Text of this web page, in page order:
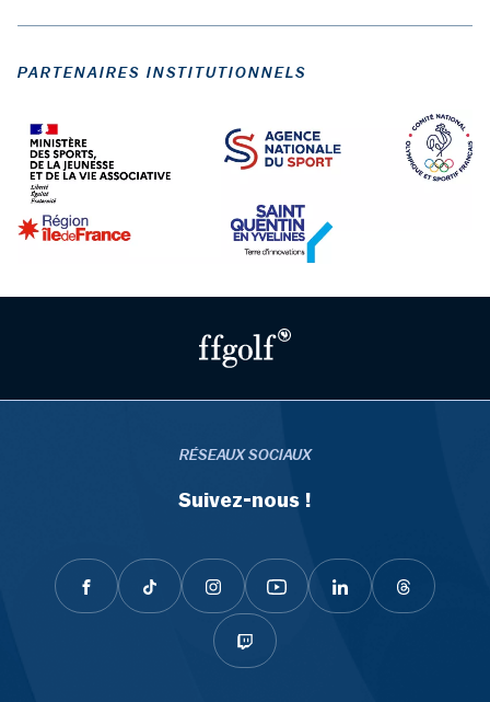
PARTENAIRES INSTITUTIONNELS
RÉSEAUX SOCIAUX
Suivez-nous !